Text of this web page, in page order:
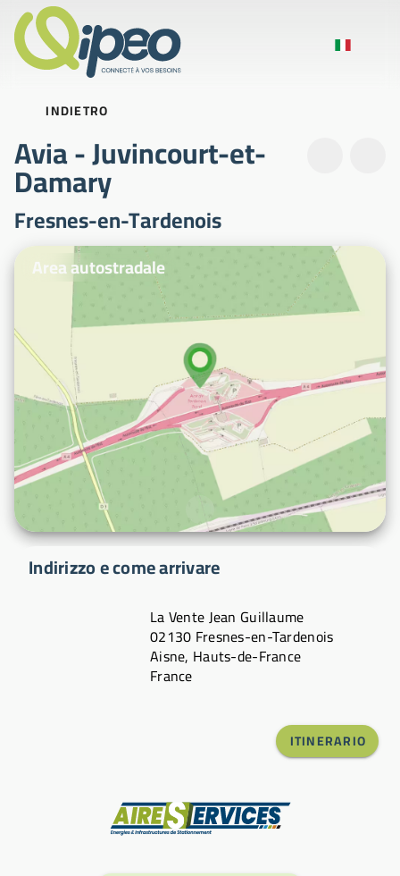
INDIETRO
Avia - Juvincourt-et-
Damary
Fresnes-en-Tardenois
Foto illustrative
Area autostradale
Indirizzo e come arrivare
La Vente Jean Guillaume
02130 Fresnes-en-Tardenois
Aisne, Hauts-de-France
France
ITINERARIO
Produttore